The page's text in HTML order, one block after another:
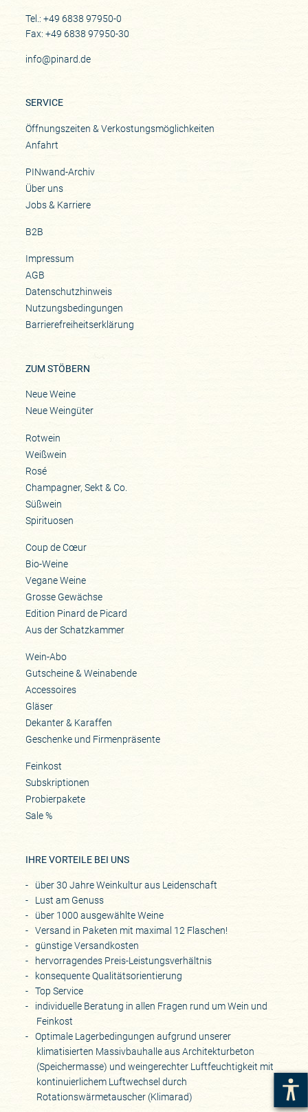
Tel.: +49 6838 97950-0
Fax: +49 6838 97950-30
info@pinard.de
SERVICE
Öffnungszeiten & Verkostungsmöglichkeiten
Anfahrt
PINwand-Archiv
Über uns
Jobs & Karriere
B2B
Impressum
AGB
Datenschutzhinweis
Nutzungsbedingungen
Barrierefreiheitserklärung
ZUM STÖBERN
Neue Weine
Neue Weingüter
Rotwein
Weißwein
Rosé
Champagner, Sekt & Co.
Süßwein
Spirituosen
Coup de Cœur
Bio-Weine
Vegane Weine
Grosse Gewächse
Edition Pinard de Picard
Aus der Schatzkammer
Wein-Abo
Gutscheine & Weinabende
Accessoires
Gläser
Dekanter & Karaffen
Geschenke und Firmenpräsente
Feinkost
Subskriptionen
Probierpakete
Sale %
IHRE VORTEILE BEI UNS
über 30 Jahre Weinkultur aus Leidenschaft
Lust am Genuss
über 1000 ausgewählte Weine
Versand in Paketen mit maximal 12 Flaschen!
günstige Versandkosten
hervorragendes Preis-Leistungsverhältnis
konsequente Qualitätsorientierung
Top Service
individuelle Beratung in allen Fragen rund um Wein und
Feinkost
Optimale Lagerbedingungen aufgrund unserer
klimatisierten Massivbauhalle aus Architekturbeton
(Speichermasse) und weingerechter Luftfeuchtigkeit mit
kontinuierlichem Luftwechsel durch
Rotationswärmetauscher (Klimarad)